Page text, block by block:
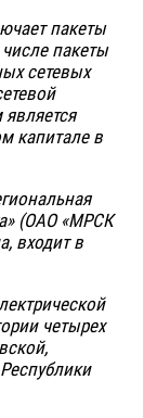
пакеты
пакеты
сетевых
капитале в
(ОАО «МРСК
входит в
четырех